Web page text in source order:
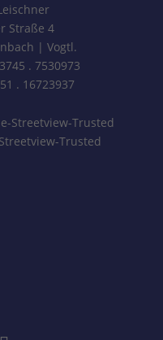
Straße 4
| Vogtl.
. 7530973
. 16723937
Trusted